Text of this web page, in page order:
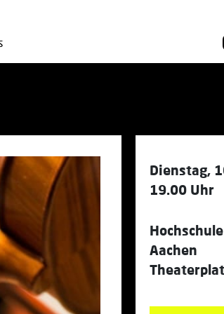
Dienstag,
19.00 Uhr
Aachen